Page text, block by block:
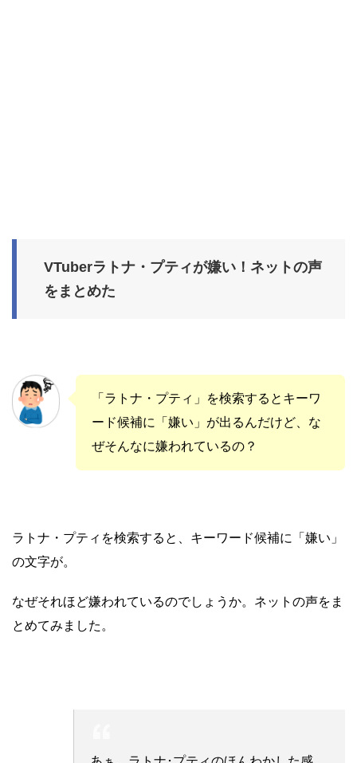
VTuberラトナ・プティが嫌い！ネットの声
をまとめた
「ラトナ・プティ」を検索するとキーワ
ード候補に「嫌い」が出るんだけど、な
ぜそんなに嫌われているの？
ラトナ・プティを検索すると、キーワード候補に「嫌い」
の文字が。
なぜそれほど嫌われているのでしょうか。ネットの声をま
とめてみました。